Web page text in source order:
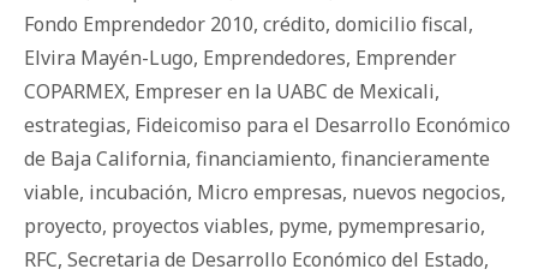
Fondo Emprendedor 2010, crédito, domicilio fiscal,
Elvira Mayén-Lugo, Emprendedores, Emprender
COPARMEX, Empreser en la UABC de Mexicali,
estrategias, Fideicomiso para el Desarrollo Económico
de Baja California, financiamiento, financieramente
viable, incubación, Micro empresas, nuevos negocios,
proyecto, proyectos viables, pyme, pymempresario,
RFC, Secretaria de Desarrollo Económico del Estado,